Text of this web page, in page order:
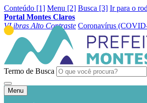
Conteúdo [1] Menu [2] Busca [3] Ir para o
Portal Montes Claros
VLibras Alto Contraste Coronavírus
Termo de Busca
Menu